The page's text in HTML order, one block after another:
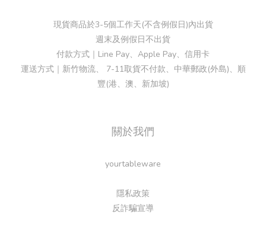
現貨商品於3-5個工作天(不含例假日)內出貨
週末及例假日不出貨
付款方式｜Line Pay、Apple Pay、信用卡
運送方式｜新竹物流、 7-11取貨不付款、中華郵政(外島)、順
豐(港、澳、新加坡)
關於我們
yourtableware
隱私政策
反詐騙宣導